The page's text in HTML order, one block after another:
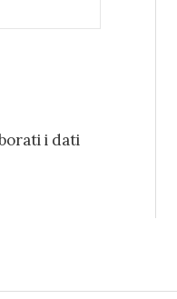
i dati